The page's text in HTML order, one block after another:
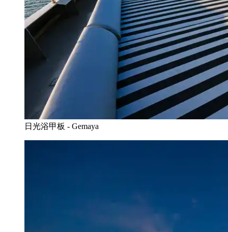
日光浴甲板 - Gemaya